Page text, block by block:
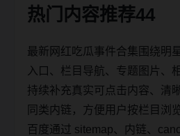
热门内容推荐44
最新网红吃瓜事件合集围绕明
入口、栏目导航、专题图片、
持续补充真实可点击内容、清
同类内链，方便用户按栏目浏
百度通过 sitemap、内链、